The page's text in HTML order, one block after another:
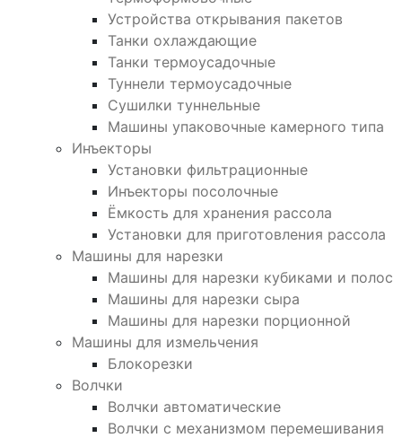
Устройства открывания пакетов
Танки охлаждающие
Танки термоусадочные
Туннели термоусадочные
Сушилки туннельные
Машины упаковочные камерного типа
Инъекторы
Установки фильтрационные
Инъекторы посолочные
Ёмкость для хранения рассола
Установки для приготовления рассола
Машины для нарезки
Машины для нарезки кубиками и полос
Машины для нарезки сыра
Машины для нарезки порционной
Машины для измельчения
Блокорезки
Волчки
Волчки автоматические
Волчки с механизмом перемешивания